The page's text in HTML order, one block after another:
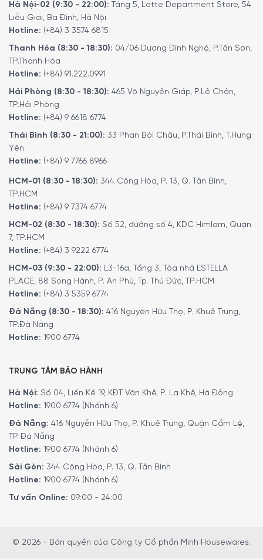
Công ty đa quốc gia SMEG, hiện cung cấp các thiết bị
gia dụng tốt nhất cho thị trường hiện đại. Và chúng tôi lấy
làm hân hạnh phục vụ Quý khách hàng dòng sản phẩm này
được nhập khẩu 100% chính hãng Đức.
HãyGỌI NGAYcho chúng tôi quaHotline: 1900 6774nhé!
Xem thêm: TỦ LẠNH 130L SMEG FAB10HLRD2
5/5 - (2 bình chọn)
Hà Nội-02 (9:30 - 22:00): Tầng 5, Lotte Department Store, 54
Liễu Giai, Ba Đình, Hà Nội
Hotline: (+84) 3 3574 6815
Thanh Hóa (8:30 - 18:30): 04/06 Dương Đình Nghệ, P.Tân Sơn,
TP.Thanh Hóa
Hotline: (+84) 91.222.0991
Hải Phòng (8:30 - 18:30): 465 Võ Nguyên Giáp, P.Lê Chân,
TP.Hải Phòng
Hotline: (+84) 9 6618 6774
Thái Bình (8:30 - 21:00): 33 Phan Bội Châu, P.Thái Bình, T.Hưng
Yên
Hotline: (+84) 9 7766 8966
HCM-01 (8:30 - 18:30): 344 Cộng Hòa, P. 13, Q. Tân Bình,
TP.HCM
Hotline: (+84) 9 7374 6774
HCM-02 (8:30 - 18:30): Số 52, đường số 4, KDC Himlam, Quận
7, TP.HCM
Hotline: (+84) 3 9222 6774
HCM-03 (9:30 - 22:00): L3-16a, Tầng 3, Tòa nhà ESTELLA
PLACE, 88 Song Hành, P. An Phú, Tp. Thủ Đức, TP.HCM
Hotline: (+84) 3 5359 6774
Đà Nẵng (8:30 - 18:30): 416 Nguyễn Hữu Thọ, P. Khuê Trung,
TP.Đà Nẵng
Hotline: 1900 6774
TRUNG TÂM BẢO HÀNH
Hà Nội: Số 04, Liền Kề 19, KĐT Văn Khê, P. La Khê, Hà Đông
Hotline: 1900 6774 (Nhánh 6)
Đà Nẵng: 416 Nguyễn Hữu Thọ, P. Khuê Trung, Quận Cẩm Lệ,
TP Đà Nẵng
Hotline: 1900 6774 (Nhánh 6)
Sài Gòn: 344 Cộng Hòa, P. 13, Q. Tân Bình
Hotline: 1900 6774 (Nhánh 6)
Tư vấn Online: 09:00 - 24:00
© 2026 - Bản quyền của Công ty Cổ phần Minh Housewares.